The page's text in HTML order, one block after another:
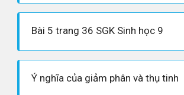
Bài 5 trang 36 SGK Sinh học 9
Ý nghĩa của giảm phân và thụ tinh